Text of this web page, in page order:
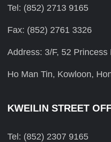
Tel: (852) 2713 9165
Fax: (852) 2761 3326
Address: 3/F, 52 Princess
Ho Man Tin, Kowloon,
KWEILIN STREET
Tel: (852) 2307 9165